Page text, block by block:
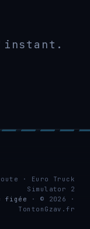
· Euro Truck
Simulator 2
figée · © 2026 ·
TontonGzav.fr